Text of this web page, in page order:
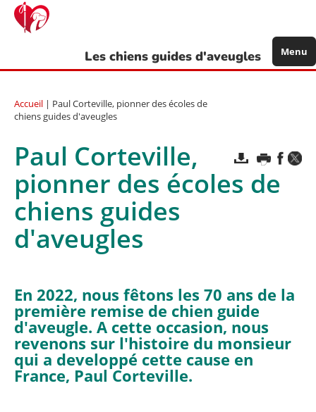
Aller
contenu
Les chiens guides d'aveugles Menu
Accueil | Paul Corteville, pionner des écoles de
chiens guides d'aveugles
Paul Corteville,
pionner des écoles de
chiens guides
d'aveugles
En 2022, nous fêtons les 70 ans de la
première remise de chien guide
d'aveugle. A cette occasion, nous
revenons sur l'histoire du monsieur
qui a developpé cette cause en
France, Paul Corteville.